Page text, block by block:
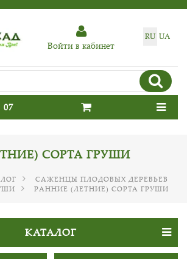
RU UA
Войти в кабинет
07
СОРТА ГРУШИ
САЖЕНЦЫ ПЛОДОВЫХ ДЕРЕВЬЕВ
РАННИЕ (ЛЕТНИЕ) СОРТА ГРУШИ
КАТАЛОГ